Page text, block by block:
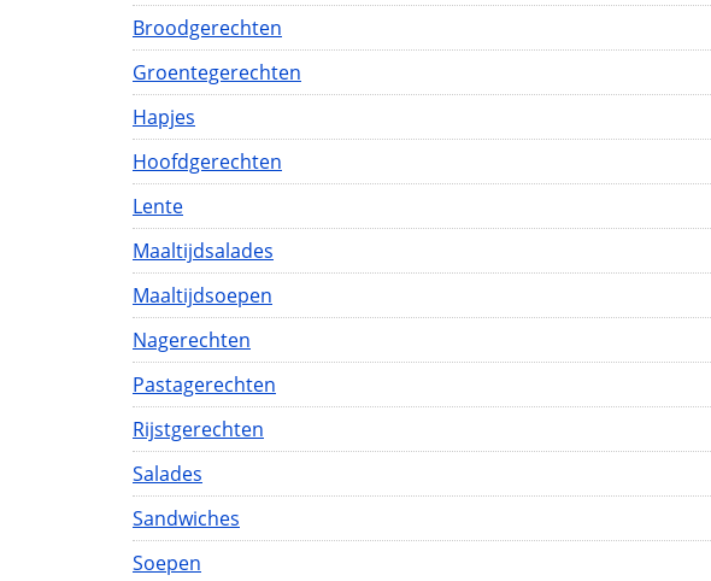
Broodgerechten
Groentegerechten
Hapjes
Hoofdgerechten
Lente
Maaltijdsalades
Maaltijdsoepen
Nagerechten
Pastagerechten
Rijstgerechten
Salades
Sandwiches
Soepen